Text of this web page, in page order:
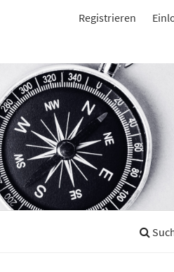
Registrieren